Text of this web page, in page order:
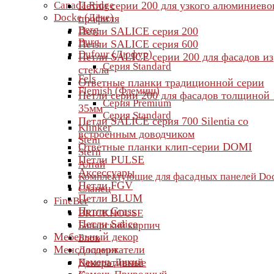
Canada Ridge
Docke (Дёке)
Berg
Burg
Dufour (Дюфур)
Серия Standard
Fels
Flemish (Флемиш)
Серия Premium
Серия Standard
Klinker
Stein
Stern
Алтай
Комплектующие для фасадных панелей
Сланец
FineBer
BRICKHOUSE
Баварский кирпич
Блок
Доломит
Камень Дикий
Петли серии 200 для узкого
профиля
Петли SALICE серия 200
Петли SALICE серия 600
Петли SALICE серии 200 для фасадов из
стекла
Ответные планки традиционной серии
Петли серии 200 для фасадов толщиной
35мм
Петли SALICE серия 700 Silentia со
встроенным доводчиком
Ответные планки клип-серии DOMI
Петли PULSE
Аксессуары
Петли FGV
Петли BLUM
Петли Grass
Петли Salice
Мебельный декор
Менсолодержатели
Декоративные